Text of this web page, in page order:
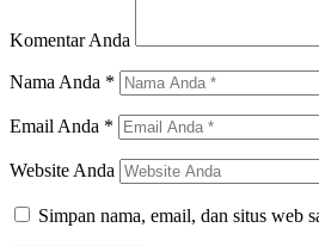
Komentar Anda
Nama Anda *
Email Anda *
Website Anda
Simpan nama, email, dan situs web